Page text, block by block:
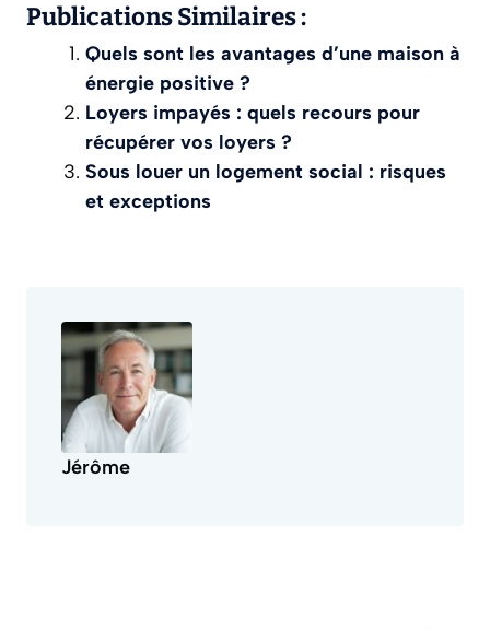
Publications Similaires :
Quels sont les avantages d’une maison à
énergie positive ?
Loyers impayés : quels recours pour
récupérer vos loyers ?
Sous louer un logement social : risques
et exceptions
Jérôme